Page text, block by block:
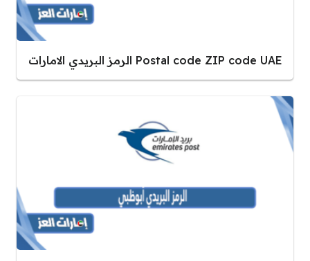
Postal code ZIP code UAE الرمز البريدي الامارات